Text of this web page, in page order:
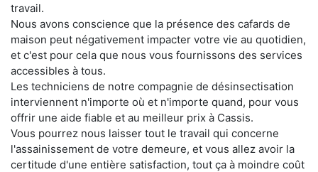
travail.
Nous avons conscience que la présence des cafards de
maison peut négativement impacter votre vie au quotidien,
et c'est pour cela que nous vous fournissons des services
accessibles à tous.
Les techniciens de notre compagnie de désinsectisation
interviennent n'importe où et n'importe quand, pour vous
offrir une aide fiable et au meilleur prix à Cassis.
Vous pourrez nous laisser tout le travail qui concerne
l'assainissement de votre demeure, et vous allez avoir la
certitude d'une entière satisfaction, tout ça à moindre coût